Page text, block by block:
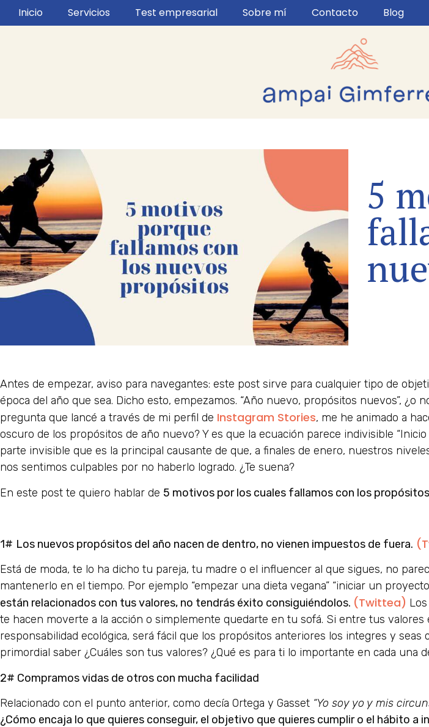
Inicio Servicios Test empresarial Sobre mí Contacto Blog
5
Antes de empezar, aviso para navegantes: este post sirve para cualquier tipo de
época del año que sea. Dicho esto, empezamos. “Año nuevo, propósitos nuevos”, ¿o
pregunta que lancé a través de mi perfil de Instagram Stories, me he animado a
oscuro de los propósitos de año nuevo? Y es que la ecuación parece indivisible
parte invisible que es la principal causante de que, a finales de enero, nuestros
nos sentimos culpables por no haberlo logrado. ¿Te suena?
En este post te quiero hablar de 5 motivos por los cuales fallamos con los
1# Los nuevos propósitos del año nacen de dentro, no vienen impuestos de fuera.
Está de moda, te lo ha dicho tu pareja, tu madre o el influencer al que sigues, no
mantenerlo en el tiempo. Por ejemplo “empezar una dieta vegana” “iniciar un
están relacionados con tus valores, no tendrás éxito consiguiéndolos. (Twittea)
te hacen moverte a la acción o simplemente quedarte en tu sofá. Si entre tus valores
responsabilidad ecológica, será fácil que los propósitos anteriores los integres y
primordial saber ¿Cuáles son tus valores? ¿Qué es para ti lo importante en cada una
2# Compramos vidas de otros con mucha facilidad
Relacionado con el punto anterior, como decía Ortega y Gasset “Yo soy yo y mis
¿Cómo encaja lo que quieres conseguir, el objetivo que quieres cumplir o el hábito a